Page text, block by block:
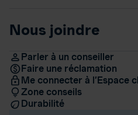
Nous joindre
Parler à un conseiller
Faire une réclamation
Me connecter à l’Espace
Zone conseils
Durabilité